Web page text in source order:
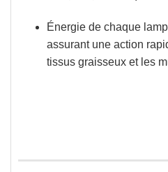
Énergie de chaque
assurant une action
tissus graisseuxet les